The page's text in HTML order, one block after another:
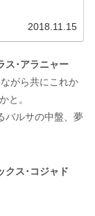
2018.11.15
ス･アラニャー
がら共にこれか
と。
バルサの中盤、夢
クス･コジャド